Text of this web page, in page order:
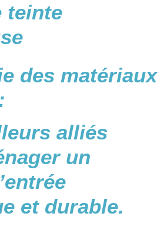
teinte
des matériaux
alliés
un
et durable.